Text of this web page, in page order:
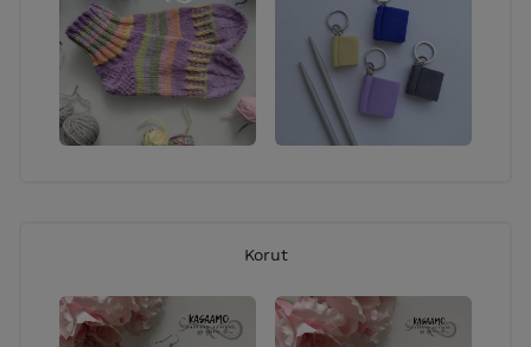
Korut